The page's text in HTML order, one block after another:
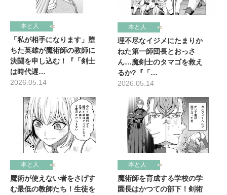
本と人
「私が相手になります」堕
ちた英雄が魔術師の教師に
決闘を申し込む！『「剣士
は時代遅…
2026.05.14
本と人
理不尽なイジメにたまりか
ねた第一師団長とおっさ
ん…魔剣士のタマゴを救え
るか?『「…
2026.05.14
本と人
魔術が使えない者をさげす
む最低の教師たち！生徒を
本と人
魔術師を育成する学校の学
園長はかつての部下！剣術